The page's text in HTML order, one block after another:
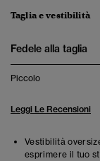
Taglia e vestibilità
Fedele alla taglia
Piccolo
Leggi Le Recensioni
Vestibilità
esprimere il tuo